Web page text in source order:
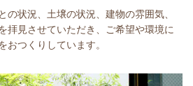
の状況、土壌の状況、建物の雰囲気、
拝見させていただき、ご希望や環境に
おつくりしています。